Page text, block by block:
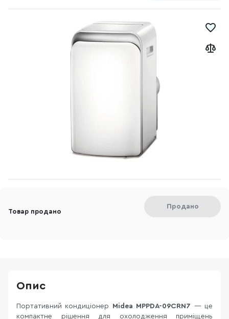
Товар продано
Продано
Опис
Портативний кондиціонер Midea MPPDA-09CRN7 — це
компактне рішення для охолодження приміщень